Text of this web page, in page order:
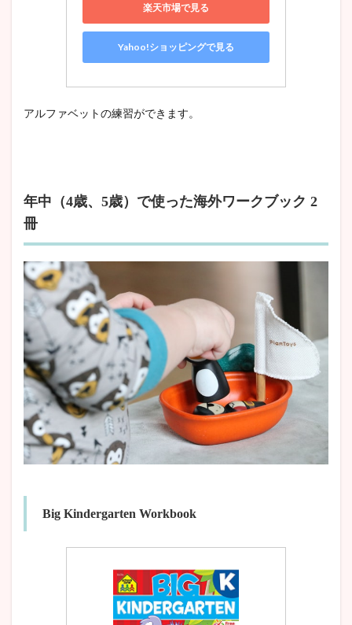
楽天市場で見る
Yahoo!ショッピングで見る
アルファベットの練習ができます。
年中（4歳、5歳）で使った海外ワークブック 2
冊
Big Kindergarten Workbook